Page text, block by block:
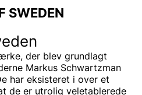
SWEDEN
der blev grundlagt
Markus Schwartzman
har eksisteret i over et
de er utrolig veletablerede